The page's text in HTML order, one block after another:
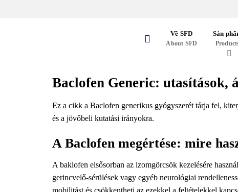
Về SFD
About SFD
Sản
Baclofen Generic: utasítások,
Ez a cikk a Baclofen generikus gyógyszerét tárja fel,
és a jövőbeli kutatási irányokra.
A Baclofen megértése: mire
A baklofen elsősorban az izomgörcsök kezelésére
gerincvelő-sérülések vagy egyéb neurológiai